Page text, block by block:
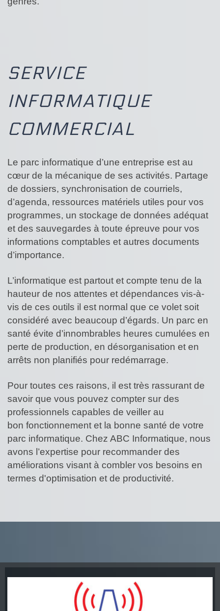
SERVICE
INFORMATIQUE
COMMERCIAL
Le parc informatique d’une entreprise est au
cœur de la mécanique de ses activités. Partage
de dossiers, synchronisation de courriels,
d’agenda, ressources matériels utiles pour vos
programmes, un stockage de données adéquat
et des sauvegardes à toute épreuve pour vos
informations comptables et autres documents
d’importance.
L’informatique est partout et compte tenu de la
hauteur de nos attentes et dépendances vis-à-
vis de ces outils il est normal que ce volet soit
considéré avec beaucoup d’égards. Un parc en
santé évite d’innombrables heures cumulées en
perte de production, en désorganisation et en
arrêts non planifiés pour redémarrage.
Pour toutes ces raisons, il est très rassurant de
savoir que vous pouvez compter sur des
professionnels capables de veiller au
bon fonctionnement et la bonne santé de votre
parc informatique. Chez ABC Informatique, nous
avons l’expertise pour recommander des
améliorations visant à combler vos besoins en
termes d'optimisation et de productivité.
UN CHIC COMMANDITAIRE